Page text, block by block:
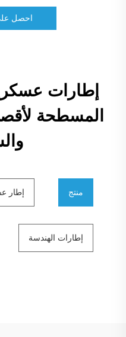
احصل
إطارات
المسطحة
منتج إطار
إطارات الهندسة